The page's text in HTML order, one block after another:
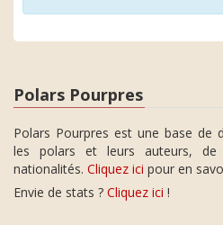
Polars Pourpres
Polars Pourpres est une base de
les polars et leurs auteurs,
nationalités. Cliquez ici pour en
Envie de stats ? Cliquez ici !